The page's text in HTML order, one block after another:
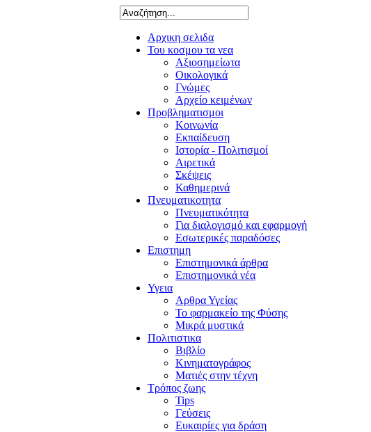
Αρχικη σελιδα
Του κοσμου τα νεα
Αξιοσημείωτα
Οικολογικά
Γνώμες
Αρχείο κειμένων
Προβληματισμοι
Κοινωνία
Εκπαίδευση
Ιστορία - Πολιτισμοί
Αιρετικά
Σκέψεις
Καθημερινά
Πνευματικοτητα
Πνευματικότητα
Για διαλογισμό και εφαρμογή
Εσωτερικές παραδόσες
Επιστημη
Επιστημονικά άρθρα
Επιστημονικά νέα
Υγεια
Αρθρα Υγείας
Το φαρμακείο της Φύσης
Μικρά μυστικά
Πολιτιστικα
Βιβλίο
Κινηματογράφος
Ματιές στην τέχνη
Τρόπος ζωης
Tips
Γεύσεις
Ευκαιρίες για δράση